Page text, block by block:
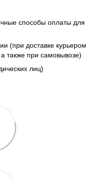
способы оплаты для
(при доставке курьером
также при самовывозе)
лиц)